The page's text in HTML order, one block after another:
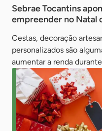
Sebrae Tocantins
empreender no Natal
Cestas, decoração
personalizados são
aumentar a renda